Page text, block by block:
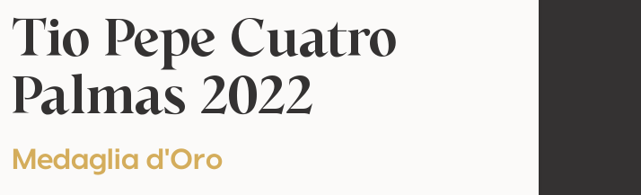
Tio Pepe Cuatro
Palmas 2022
Medaglia d'Oro